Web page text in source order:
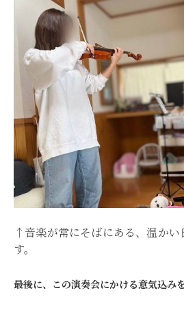
↑音楽が常にそばにある、温かい
す。
――最後に、この演奏会にかける意気込みを